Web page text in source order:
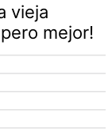
vieja
mejor!